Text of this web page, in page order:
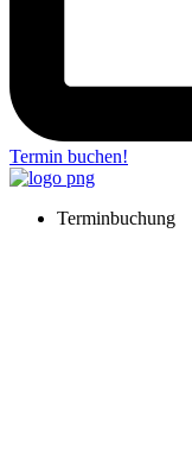
Termin buchen!
Terminbuchung